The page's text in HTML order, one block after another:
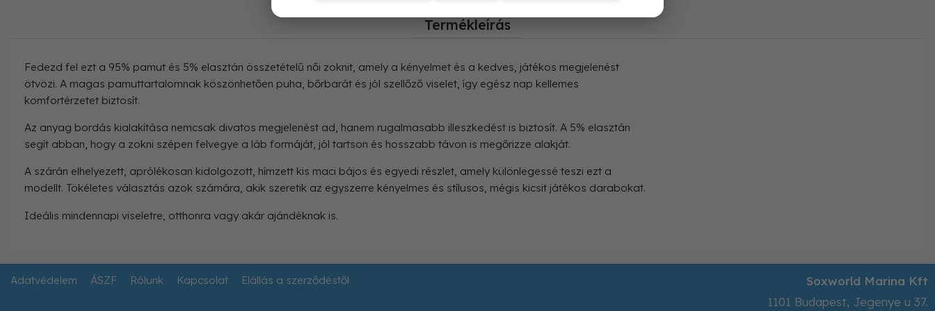
Termékleírás
Fedezd fel ezt a 95% pamut és 5% elasztán összetételű női zoknit, amely a kényelmet és a kedves, játékos megjelenést
ötvözi. A magas pamuttartalomnak köszönhetően puha, bőrbarát és jól szellőző viselet, így egész nap kellemes
komfortérzetet biztosít.
Az anyag bordás kialakítása nemcsak divatos megjelenést ad, hanem rugalmasabb illeszkedést is biztosít. A 5% elasztán
segít abban, hogy a zokni szépen felvegye a láb formáját, jól tartson és hosszabb távon is megőrizze alakját.
A szárán elhelyezett, aprólékosan kidolgozott, hímzett kis maci bájos és egyedi részlet, amely különlegessé teszi ezt a
modellt. Tökéletes választás azok számára, akik szeretik az egyszerre kényelmes és stílusos, mégis kicsit játékos darabokat.
Ideális mindennapi viseletre, otthonra vagy akár ajándéknak is.
Adatvédelem ÁSZF Rólunk Kapcsolat Elállás a szerződéstől
Soxworld Marina Kft
1101 Budapest, Jegenye u 37.